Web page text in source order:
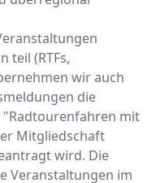
teil (RTFs,
wir auch
die
"Radtourenfahren mit
Mitgliedschaft
wird. Die
Veranstaltungen im